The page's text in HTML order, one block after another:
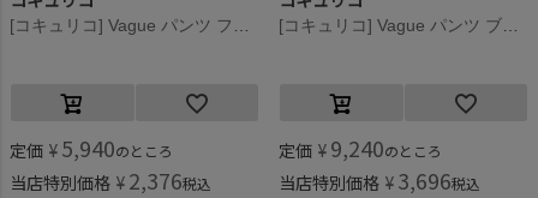
[コキュリコ] Vague パンツ フジ(123)
定価 ¥ 5,940のところ
当店特別価格 ¥ 2,376税込
[コキュリコ] Vague パンツ ブラック(1)
定価 ¥ 9,240のところ
当店特別価格 ¥ 3,696税込